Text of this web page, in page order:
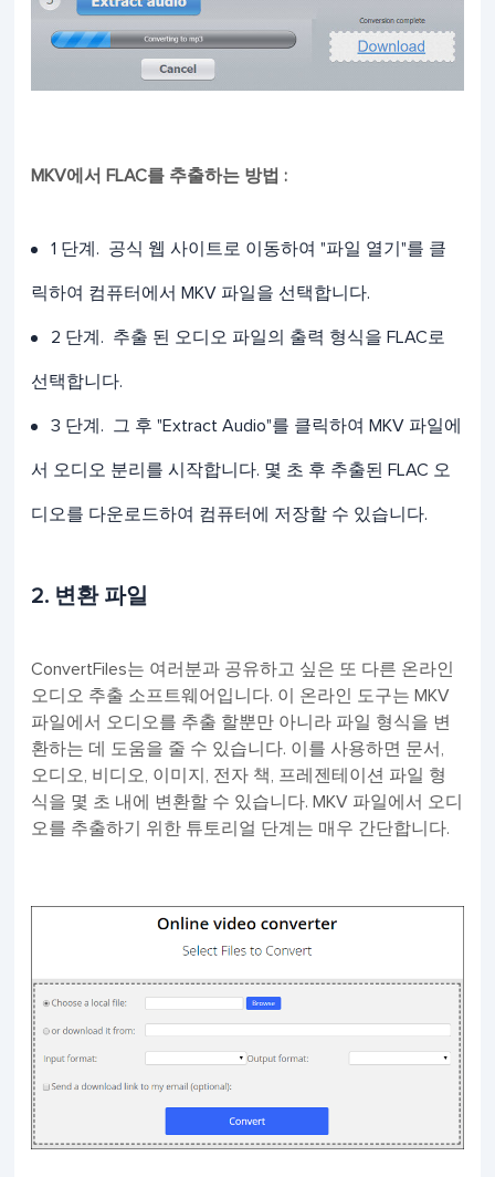
MKV에서 FLAC를 추출하는 방법 :
1 단계. 공식 웹 사이트로 이동하여 "파일 열기"를 클
릭하여 컴퓨터에서 MKV 파일을 선택합니다.
2 단계. 추출 된 오디오 파일의 출력 형식을 FLAC로
선택합니다.
3 단계. 그 후 "Extract Audio"를 클릭하여 MKV 파일에
서 오디오 분리를 시작합니다. 몇 초 후 추출된 FLAC 오
디오를 다운로드하여 컴퓨터에 저장할 수 있습니다.
2. 변환 파일
ConvertFiles는 여러분과 공유하고 싶은 또 다른 온라인
오디오 추출 소프트웨어입니다. 이 온라인 도구는 MKV
파일에서 오디오를 추출 할뿐만 아니라 파일 형식을 변
환하는 데 도움을 줄 수 있습니다. 이를 사용하면 문서,
오디오, 비디오, 이미지, 전자 책, 프레젠테이션 파일 형
식을 몇 초 내에 변환할 수 있습니다. MKV 파일에서 오디
오를 추출하기 위한 튜토리얼 단계는 매우 간단합니다.